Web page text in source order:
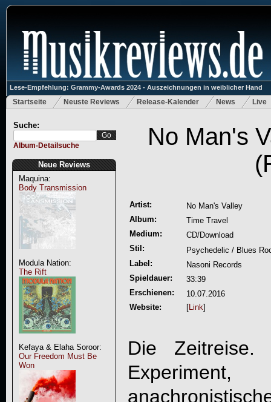
Lese-Empfehlung: Grammy-Awards 2024 - Auszeichnungen in weiblicher Hand
Startseite Neuste Reviews Release-Kalender News Live
Suche:
Album-Detailsuche
Neue Reviews
Maquina:
Body Transmission
Modula Nation:
The Rift
Kefaya & Elaha Soroor:
Our Freedom Must Be
Won
No Man's
Artist:
No Man's Valley
Album:
Time Travel
Medium:
CD/Download
Stil:
Psychedelic / Blues
Label:
Nasoni Records
Spieldauer:
33:39
Erschienen:
10.07.2016
Website:
[Link]
Die Zeitreise.